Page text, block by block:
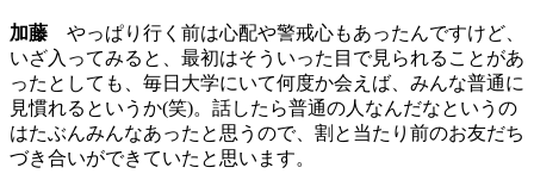
加藤 やっぱり行く前は心配や警戒心もあったんですけど、
いざ入ってみると、最初はそういった目で見られることがあ
ったとしても、毎日大学にいて何度か会えば、みんな普通に
見慣れるというか(笑)。話したら普通の人なんだなというの
はたぶんみんなあったと思うので、割と当たり前のお友だち
づき合いができていたと思います。